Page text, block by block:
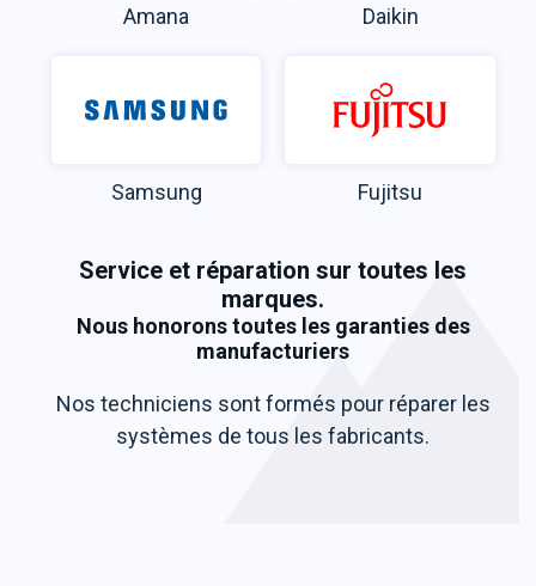
Amana Daikin
Samsung Fujitsu
Service et réparation surtoutes les
marques.
Nous honorons toutes les garanties des
manufacturiers
Nos techniciens sont formés pour réparer les
systèmes de tous les fabricants.